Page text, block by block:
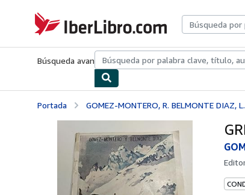
IberLibro.com
Búsqueda avanzadaColecciones Libros antiguosArte y
Portada GOMEZ-MONTERO, R. BELMONTE DIAZ, L.